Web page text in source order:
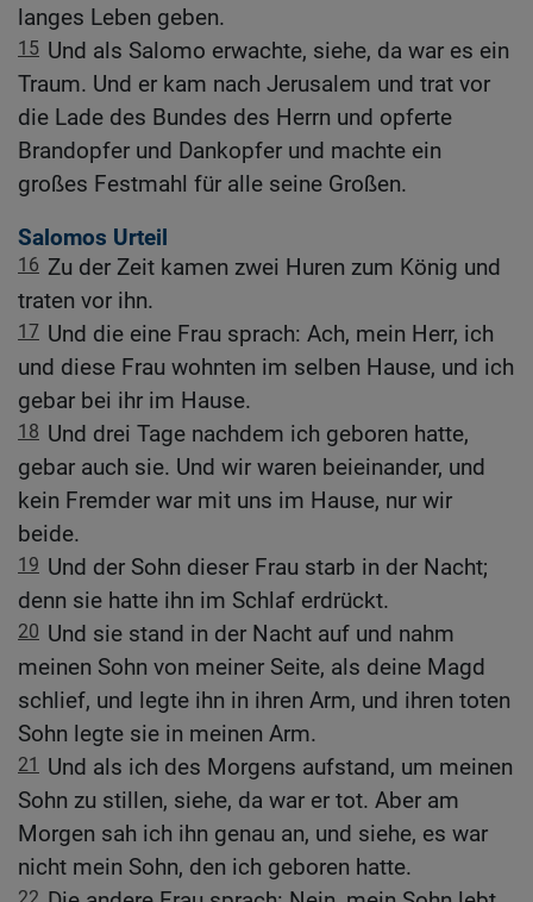
langes Leben geben.
15 Und als Salomo erwachte, siehe, da war es ein
Traum. Und er kam nach Jerusalem und trat vor
die Lade des Bundes des Herrn und opferte
Brandopfer und Dankopfer und machte ein
großes Festmahl für alle seine Großen.
Salomos Urteil
16 Zu der Zeit kamen zwei Huren zum König und
traten vor ihn.
17 Und die eine Frau sprach: Ach, mein Herr, ich
und diese Frau wohnten im selben Hause, und ich
gebar bei ihr im Hause.
18 Und drei Tage nachdem ich geboren hatte,
gebar auch sie. Und wir waren beieinander, und
kein Fremder war mit uns im Hause, nur wir
beide.
19 Und der Sohn dieser Frau starb in der Nacht;
denn sie hatte ihn im Schlaf erdrückt.
20 Und sie stand in der Nacht auf und nahm
meinen Sohn von meiner Seite, als deine Magd
schlief, und legte ihn in ihren Arm, und ihren toten
Sohn legte sie in meinen Arm.
21
Und als ich des Morgens aufstand, um meinen
Sohn zu stillen, siehe, da war er tot. Aber am
Morgen sah ich ihn genau an, und siehe, es war
nicht mein Sohn, den ich geboren hatte.